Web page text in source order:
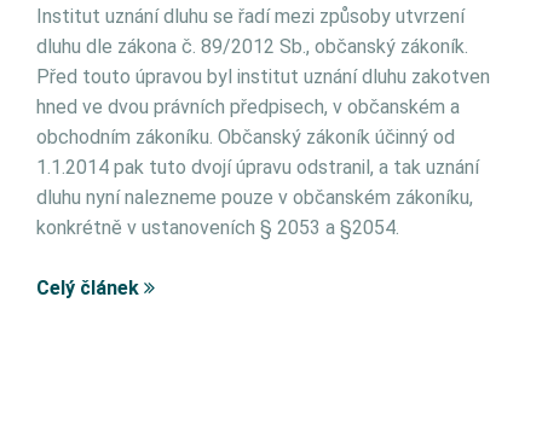
Institut uznání dluhu se řadí mezi způsoby utvrzení
dluhu dle zákona č. 89/2012 Sb., občanský zákoník.
Před touto úpravou byl institut uznání dluhu zakotven
hned ve dvou právních předpisech, v občanském a
obchodním zákoníku. Občanský zákoník účinný od
1.1.2014 pak tuto dvojí úpravu odstranil, a tak uznání
dluhu nyní nalezneme pouze v občanském zákoníku,
konkrétně v ustanoveních § 2053 a §2054.
Celý článek